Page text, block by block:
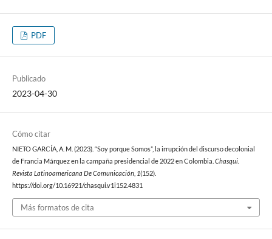
PDF
Publicado
2023-04-30
Cómo citar
NIETO GARCÍA, A. M. (2023). “Soy porque Somos”, la irrupción del discurso decolonial
de Francia Márquez en la campaña presidencial de 2022 en Colombia. Chasqui.
Revista Latinoamericana De Comunicación, 1(152).
https://doi.org/10.16921/chasqui.v1i152.4831
Más formatos de cita